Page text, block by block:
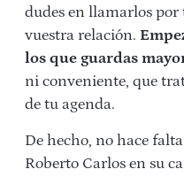
dudes en llamarlos
vuestra relación.
los que guardas
ni conveniente, que
de tu agenda.
De hecho, no hace
Roberto Carlos en su